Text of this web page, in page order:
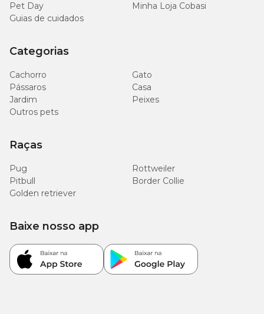
Pet Day
Minha Loja Cobasi
Guias de cuidados
Categorias
Cachorro
Gato
Pássaros
Casa
Jardim
Peixes
Outros pets
Raças
Pug
Rottweiler
Pitbull
Border Collie
Golden retriever
Baixe nosso app